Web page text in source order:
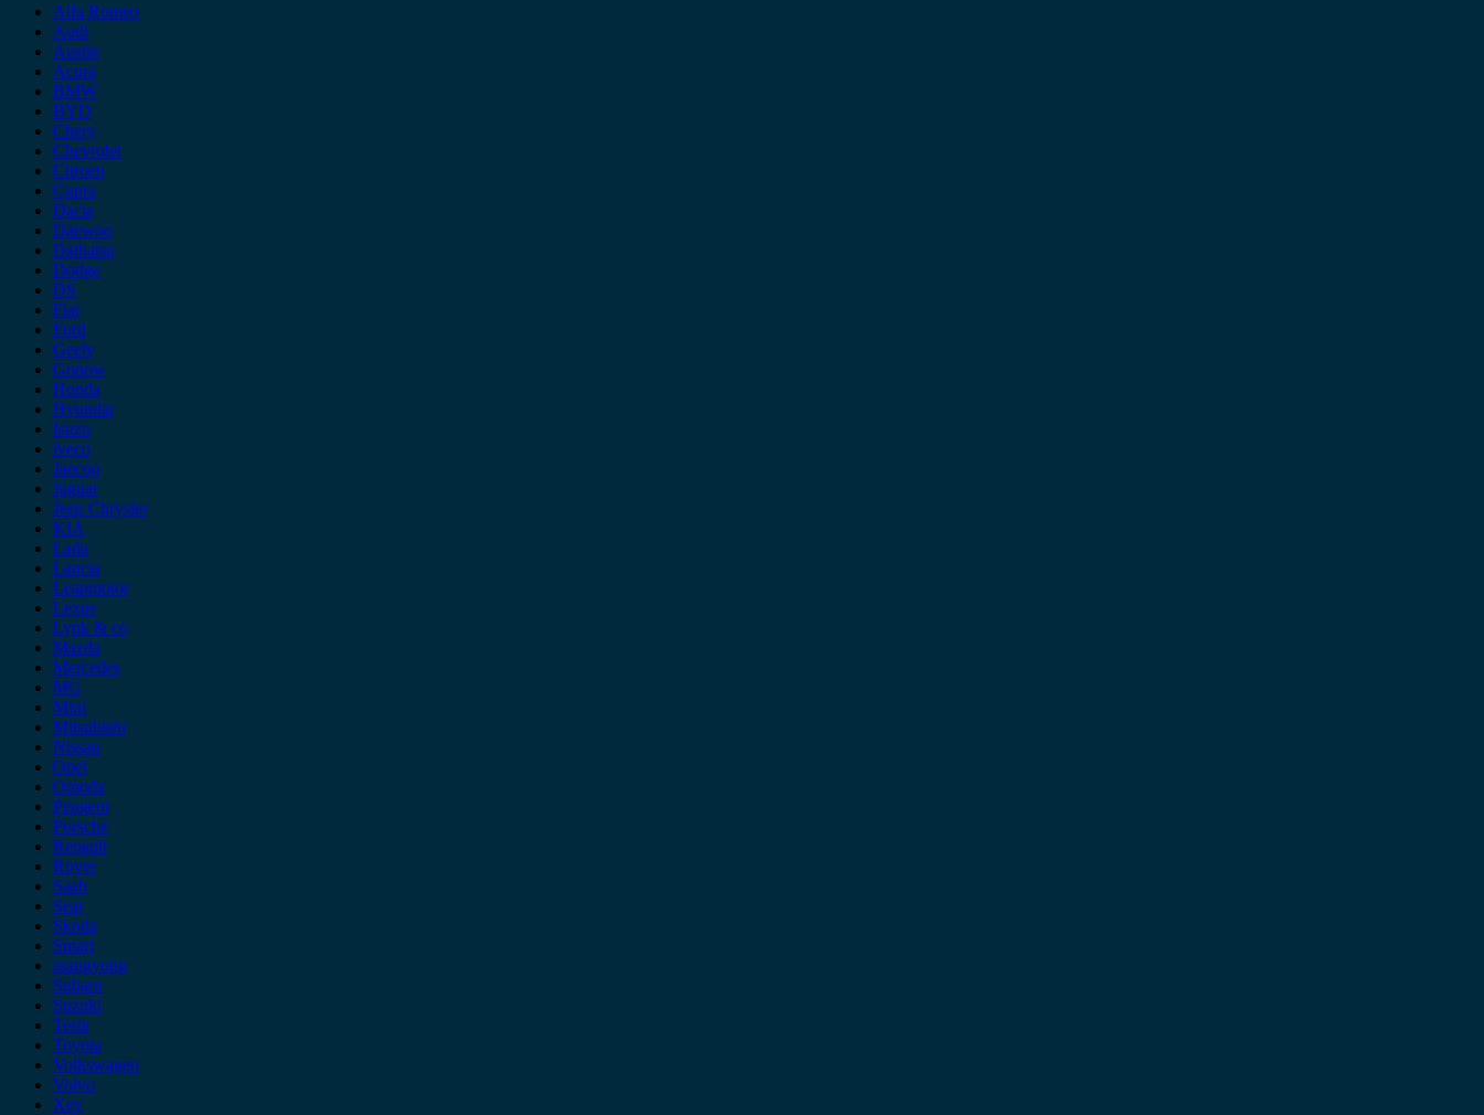
Alfa Romeo
Audi
Austin
Acura
BMW
BYD
Chery
Chevrolet
Citroen
Cupra
Dacia
Daewoo
Daihatsu
Dodge
DS
Fiat
Ford
Geely
Gonow
Honda
Hyundai
Isuzu
iveco
Jaecoo
Jaguar
Jeep Chrysler
KIA
Lada
Lancia
Leapmotor
Lexus
Lynk & co
Mazda
Mercedes
MG
Mini
Mitsubishi
Nissan
Opel
Omoda
Peugeot
Porsche
Renault
Rover
Saab
Seat
Skoda
Smart
ssangyong
Subaru
Suzuki
Tesla
Toyota
Volkswagen
Volvo
Xev